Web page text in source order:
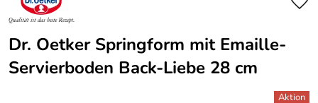
Dr. Oetker Springform mit Emaille-
Servierboden Back-Liebe 28 cm